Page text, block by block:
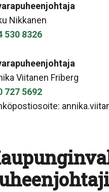
Nikkanen
530 8326
Viitanen Friberg
727 5692